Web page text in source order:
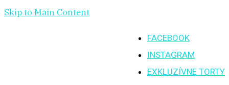
Skip to Main Content
FACEBOOK
INSTAGRAM
EXKLUZÍVNE TORTY